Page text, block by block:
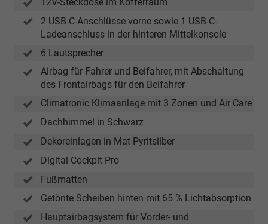
2 USB-C-Anschlüsse vorne sowie 1 USB-C-
Ladeanschluss in der hinteren Mittelkonsole
6 Lautsprecher
Airbag für Fahrer und Beifahrer, mit Abschaltung
des Frontairbags für den Beifahrer
Climatronic Klimaanlage mit 3 Zonen und Air Care
Dachhimmel in Schwarz
Dekoreinlagen in Mat Pyritsilber
Digital Cockpit Pro
Fußmatten
Getönte Scheiben hinten mit 65 % Lichtabsorption
Hauptairbagsystem für Vorder- und